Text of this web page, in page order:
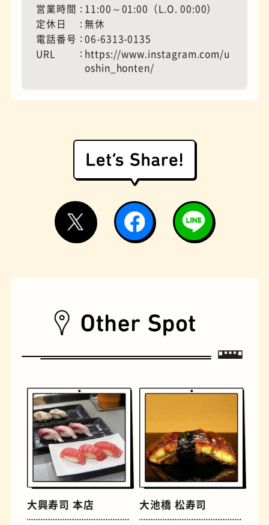
モーニング
欧風カレー ホテル
遊具 オムライス
営業時間
11:00～01:00（L.O. 00:00）
定休日
無休
電話番号
06-6313-0135
URL
https://www.instagram.com/u
oshin_honten/
大興寿司 本店 大池橋 松寿司